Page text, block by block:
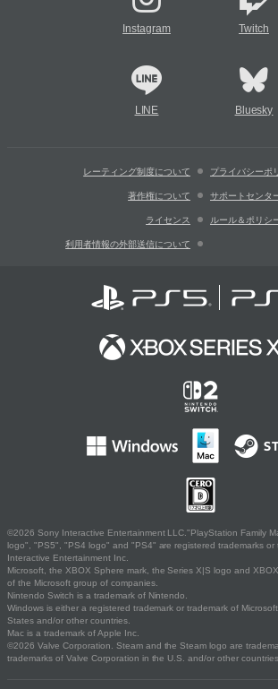
Instagram Twitch
LINE Bluesky
レーティング制度について プライバシーポ
著作権について サポートセンタ
ライセンス ルール＆ポリシ
利用者情報の外部送信について
©2026 Sony Interactive Entertainment LLC."PlayStation Family
logo", "PS5", "PS4 logo" and "PS4" are registered trademarks or
Interactive Entertainment Inc.
Microsoft, the XBOX Sphere mark, the Series X|S logo and
of the Microsoft group of companies.
Nintendo Switch is a trademark of Nintendo.
Windows is either a registered trademark or trademark of
States and/or other countries.
Mac is a trademark of Apple Inc.
©2026 Valve Corporation. Steam and the Steam logo are
trademarks of Valve Corporation in the U.S. and/or other countries.